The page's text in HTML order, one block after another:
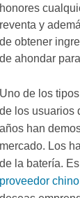
honores
reventa y
de obtener
de ahondar
Uno de los
de los usuarios
años han
mercado. Los
de la batería.
proveedor